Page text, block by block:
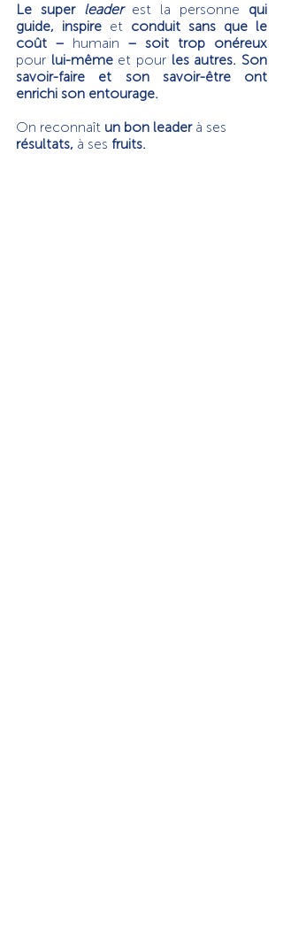
Le super leader est la personne qui
guide, inspire et conduit sans que le
coût – humain
pour lui-même et pour les autres. Son
savoir-faire et son savoir-être ont
enrichi son entourage.
On reconnaît un bon leader à ses
résultats, à ses fruits.